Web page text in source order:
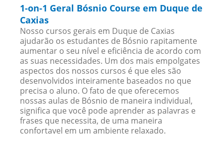
1-on-1 Geral Bósnio Course em Duque de
Caxias
Nosso cursos gerais em Duque de Caxias
ajudarão os estudantes de Bósnio rapitamente
aumentar o seu nível e eficiência de acordo com
as suas necessidades. Um dos mais empolgates
aspectos dos nossos cursos é que eles são
desenvolvidos inteiramente baseados no que
precisa o aluno. O fato de que oferecemos
nossas aulas de Bósnio de maneira individual,
significa que você pode aprender as palavras e
frases que necessita, de uma maneira
confortavel em um ambiente relaxado.